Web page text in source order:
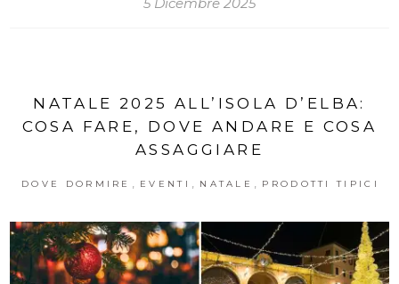
NATALE 2025 ALL’ISOLA D’ELBA:
COSA FARE, DOVE ANDARE E COSA
ASSAGGIARE
DOVE DORMIRE EVENTI NATALE PRODOTTI TIPICI